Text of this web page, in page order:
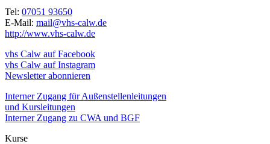
Tel: 07051 93650
E-Mail: mail@vhs-calw.de
http://www.vhs-calw.de
vhs Calw auf Facebook
vhs Calw auf Instagram
Newsletter abonnieren
Interner Zugang für Außenstellenleitungen
und Kursleitungen
Interner Zugang zu CWA und BGF
Kurse